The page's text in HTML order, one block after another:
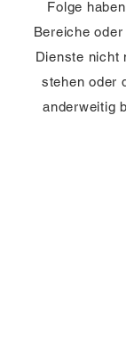
Folge
Bereiche
Dienste nicht
stehen oder
anderweitig